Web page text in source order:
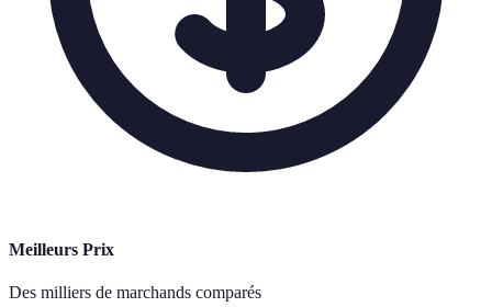
Meilleurs Prix
Des milliers de marchands comparés